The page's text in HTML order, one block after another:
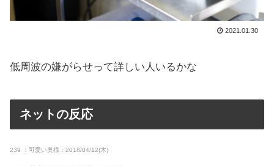
2021.01.30
低周波の嫌がらせって詳しい人いるかな
ネットの反応
239 ：可愛い奥様：2018/04/12(木)